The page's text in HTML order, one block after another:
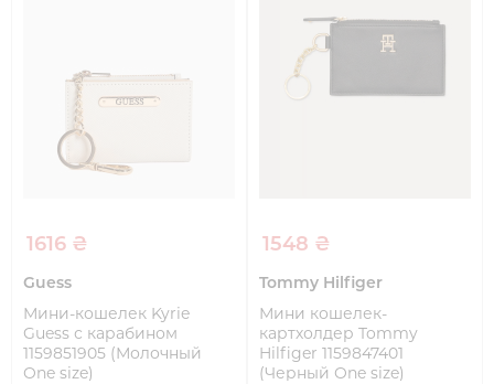
1616 ₴
Guess
Мини-кошелек Kyrie
Guess с карабином
1159851905 (Молочный
One size)
1548 ₴
Tommy Hilfiger
Мини кошелек-
картхолдер Tommy
Hilfiger 1159847401
(Черный One size)